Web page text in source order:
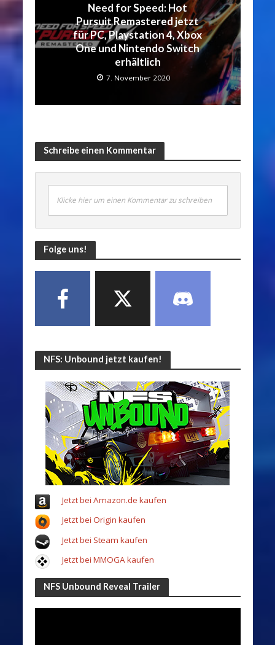
Need for Speed: Hot
Pursuit Remastered jetzt
für PC, Playstation 4, Xbox
One und Nintendo Switch
erhältlich
7. November 2020
Schreibe einen Kommentar
Klicke hier um einen Kommentar zu schreiben
Folge uns!
NFS: Unbound jetzt kaufen!
Jetzt bei Amazon.de kaufen
Jetzt bei Origin kaufen
Jetzt bei Steam kaufen
Jetzt bei MMOGA kaufen
NFS Unbound Reveal Trailer